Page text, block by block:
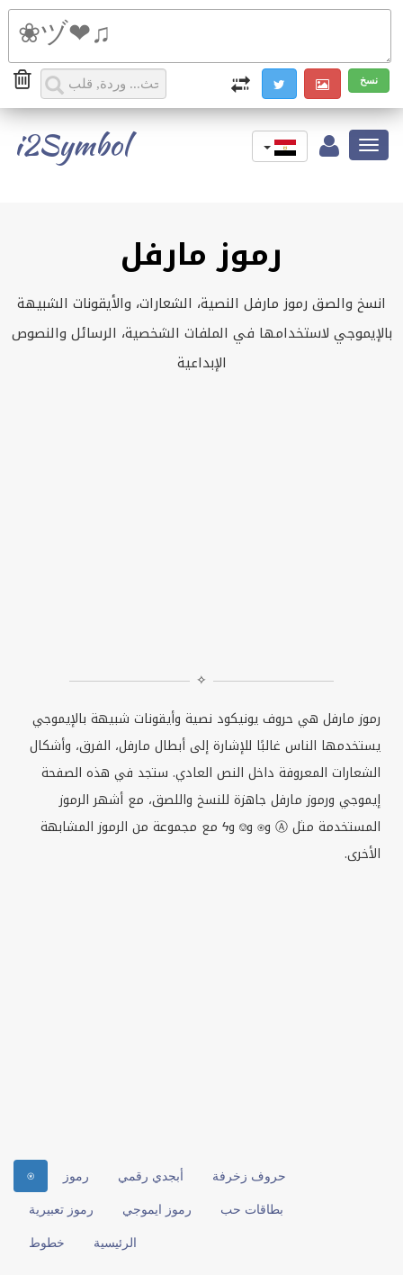
Toggle
navigation
i2Symbol
رموز مارفل
انسخ والصق رموز مارفل النصية، الشعارات، والأيقونات الشبيهة
بالإيموجي لاستخدامها في الملفات الشخصية، الرسائل والنصوص
الإبداعية
✧
رموز مارفل هي حروف يونيكود نصية وأيقونات شبيهة بالإيموجي
يستخدمها الناس غالبًا للإشارة إلى أبطال مارفل، الفرق، وأشكال
الشعارات المعروفة داخل النص العادي. ستجد في هذه الصفحة
إيموجي ورموز مارفل جاهزة للنسخ واللصق، مع أشهر الرموز
المستخدمة مثل Ⓐ و⍟ و⎊ وϟ مع مجموعة من الرموز المشابهة
الأخرى.
⍟ رموز أبجدي رقمي حروف زخرفة
رموز تعبيرية رموز ايموجي بطاقات حب
خطوط الرئيسية